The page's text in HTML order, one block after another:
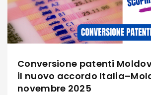
Conversione patenti
il nuovo accordo
novembre 2025